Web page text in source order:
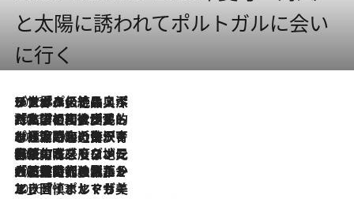
と太陽に誘われてポルトガルに会い
に行く
2026.8.8
リスボンの絶品スイーツ「パステル・デ・ナタ」とは？ポルトガル伝統の奥深い世界へ
2026.7.27
「私の祖国はポルトガル語です」国民的詩人フェルナンド・ペソアと、彼が愛した文学の街を歩く
2026.7.26
ポルトガル近海が育む極上の海の幸。キリリと冷えた白ワインと愉しむ、シーフード専門店の贅沢
2026.7.22
伝統の味をモダンに昇華。高感度な地元客が集う、リスボンの最旬ガストロノミー
2026.7.21
大航海時代の栄華から、震災、独裁、そして革命へ。ポルトガル・首都リスボンの石畳に刻まれた「歴史の光と影」
2026.7.13
エッセイ・ヤマザキマリ「慎ましくも美しき国 ポルトガル」